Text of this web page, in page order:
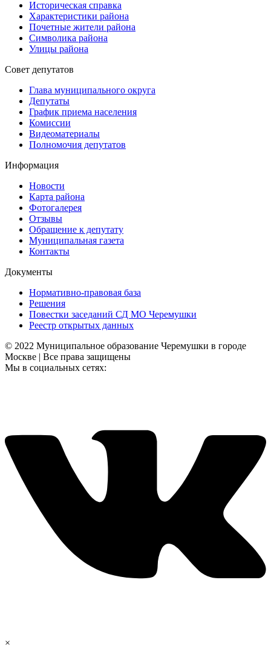
Историческая справка
Характеристики района
Почетные жители района
Символика района
Улицы района
Совет депутатов
Глава муниципального округа
Депутаты
График приема населения
Комиссии
Видеоматериалы
Полномочия депутатов
Информация
Новости
Карта района
Фотогалерея
Отзывы
Обращение к депутату
Муниципальная газета
Контакты
Документы
Нормативно-правовая база
Решения
Повестки заседаний СД МО Черемушки
Реестр открытых данных
© 2022 Муниципальное образование Черемушки в городе
Москве | Все права защищены
Мы в социальных сетях:
×